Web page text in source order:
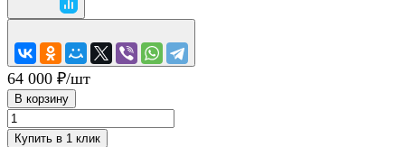
64 000 ₽/шт
В корзину
Купить в 1 клик